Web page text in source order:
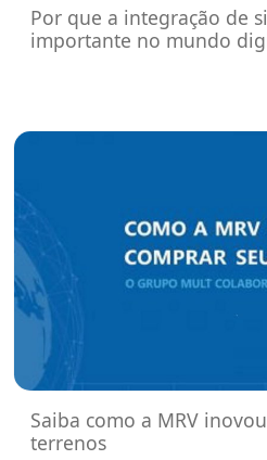
Por que a integração de
importante no mundo
Saiba como a MRV
terrenos